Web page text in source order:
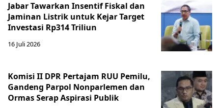
Jabar Tawarkan Insentif Fiskal dan
Jaminan Listrik untuk Kejar Target
Investasi Rp314 Triliun
16 Juli 2026
Komisi II DPR Pertajam RUU Pemilu,
Gandeng Parpol Nonparlemen dan
Ormas Serap Aspirasi Publik